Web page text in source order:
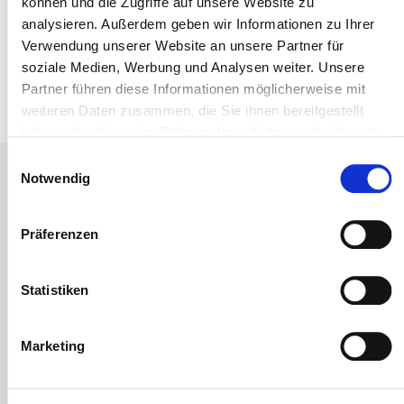
analysieren. Außerdem geben wir Informationen zu Ihrer
Verwendung unserer Website an unsere Partner für
soziale Medien, Werbung und Analysen weiter. Unsere
Partner führen diese Informationen möglicherweise mit
weiteren Daten zusammen, die Sie ihnen bereitgestellt
Notwendig
Präferenzen
Statistiken
Marketing
„Konstruktiver Holzschutz vor chemischem
Holzschutz“ gearbeitet.